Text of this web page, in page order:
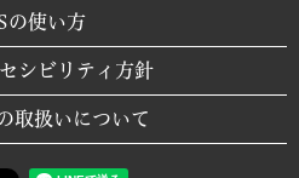
の使い方
シビリティ方針
取扱いについて